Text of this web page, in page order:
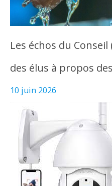
Les échos du
des élus à propos
10 juin 2026